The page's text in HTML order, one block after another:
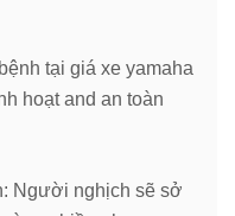
tại giá xe yamaha
hoạt and an toàn
Người nghịch sẽ sở